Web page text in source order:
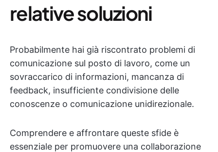
relative soluzioni
Probabilmente hai già riscontrato problemi di
comunicazione sul posto di lavoro, come un
sovraccarico di informazioni, mancanza di
feedback, insufficiente condivisione delle
conoscenze o comunicazione unidirezionale.
Comprendere e affrontare queste sfide è
essenziale per promuovere una collaborazione